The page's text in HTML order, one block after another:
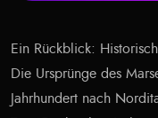
Ein Rückblick:
Die Ursprünge des
Jahrhundert nach